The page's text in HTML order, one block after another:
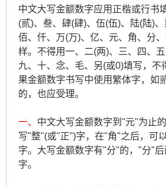
中文大写金额数字应用正楷或行书
(贰)、叁、肆(肆)、伍(伍)、陆(陆)、
佰、仟、万(万)、亿、元、角、分
样。不得用一、二(两)、三、四、五
九、十、念、毛、另(或0)填写，不
果金额数字书写中使用繁体字，如
的，也应受理。
一、 中文大写金额数字到"元"为止
写"整"(或"正")字，在"角"之后，可
字。大写金额数字有"分"的，"分"
字。